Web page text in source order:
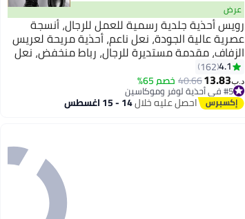
عرض
رويس أحذية جلدية رسمية للعمل للرجال، أنسجة
عصرية عالية الجودة، نعل ناعم، أحذية مريحة لعريس
الزفاف، مقدمة مستديرة للرجال، رباط منخفض، نعل
أمامي مقاوم للانزلاق، أحذية عمل متينة، أسود نقي
للرجال
4.1
162
د.ب‏13.83
40.66 خصم 65%
#5 في أحذية لوفر وموكاسين
#5 في أحذية لوفر وموكاسين احصل عليه خلال14 - 15 اغسطس